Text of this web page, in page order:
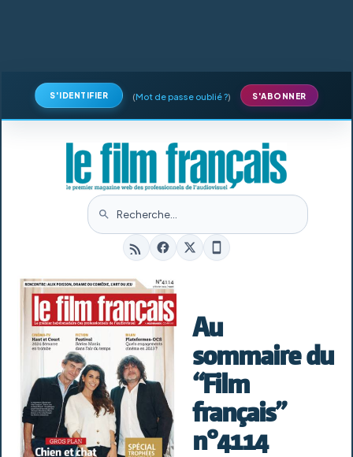
S'IDENTIFIER (Mot de passe oublié ?) S'ABONNER
Au
sommaire du
“Film
français”
n°4114